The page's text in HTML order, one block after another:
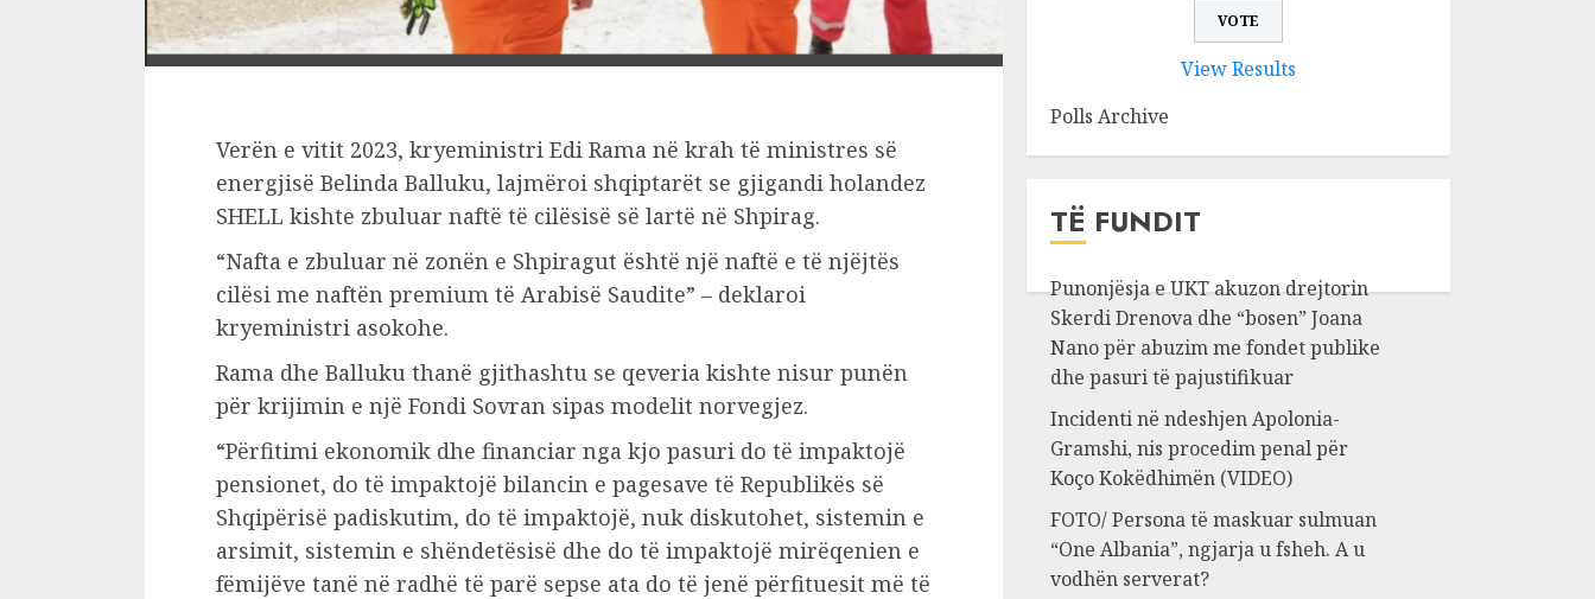
Verën e vitit 2023, kryeministri Edi Rama në krah të ministres së
energjisë Belinda Balluku, lajmëroi shqiptarët se gjigandi holandez
SHELL kishte zbuluar naftë të cilësisë së lartë në Shpirag.
“Nafta e zbuluar në zonën e Shpiragut është një naftë e të njëjtës
cilësi me naftën premium të Arabisë Saudite” – deklaroi
kryeministri asokohe.
Rama dhe Balluku thanë gjithashtu se qeveria kishte nisur punën
për krijimin e një Fondi Sovran sipas modelit norvegjez.
“Përfitimi ekonomik dhe financiar nga kjo pasuri do të impaktojë
pensionet, do të impaktojë bilancin e pagesave të Republikës së
Shqipërisë padiskutim, do të impaktojë, nuk diskutohet, sistemin e
arsimit, sistemin e shëndetësisë dhe do të impaktojë mirëqenien e
fëmijëve tanë në radhë të parë sepse ata do të jenë përfituesit më të
View Results
Polls Archive
TË FUNDIT
Punonjësja e UKT akuzon drejtorin
Skerdi Drenova dhe “bosen” Joana
Nano për abuzim me fondet publike
dhe pasuri të pajustifikuar
Incidenti në ndeshjen Apolonia-
Gramshi, nis procedim penal për
Koço Kokëdhimën (VIDEO)
FOTO/ Persona të maskuar sulmuan
“One Albania”, ngjarja u fsheh. A u
vodhën serverat?